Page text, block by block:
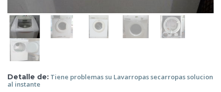
Detalle de: Tiene problemas su Lavarropas secarropas solucion
al instante